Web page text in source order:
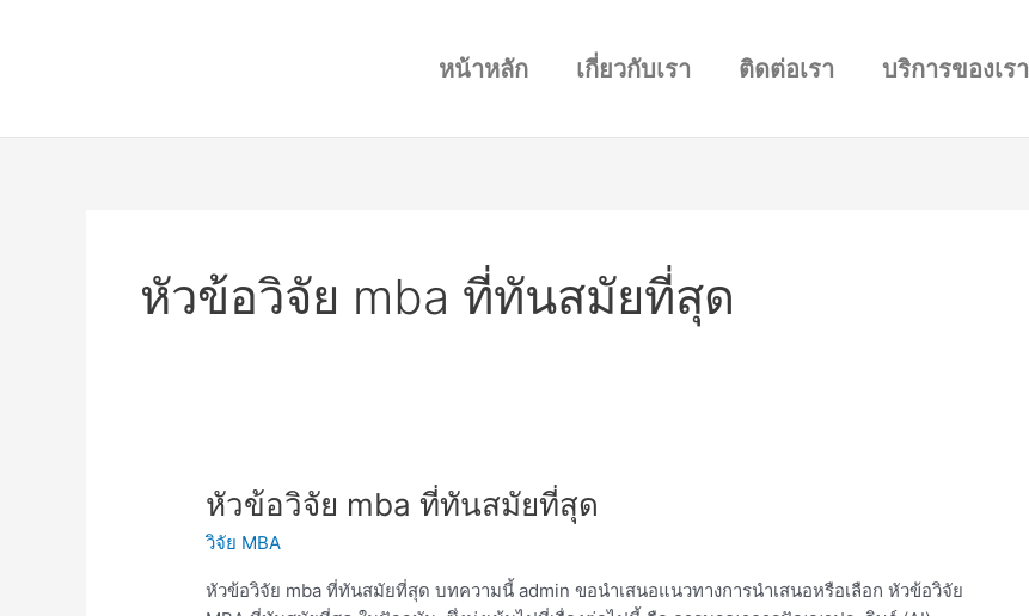
หน้าหลัก เกี่ยวกับเรา ติดต่อเรา บริการของเรา
หัวข้อวิจัย mba ที่ทันสมัยที่สุด
หัวข้อวิจัย mba ที่ทันสมัยที่สุด
วิจัย MBA
หัวข้อวิจัย mba ที่ทันสมัยที่สุด บทความนี้ admin ขอนำเสนอแนวทางการนำเสนอหรือเลือก หัวข้อวิจัย
หัวข้อ
mba
ที่